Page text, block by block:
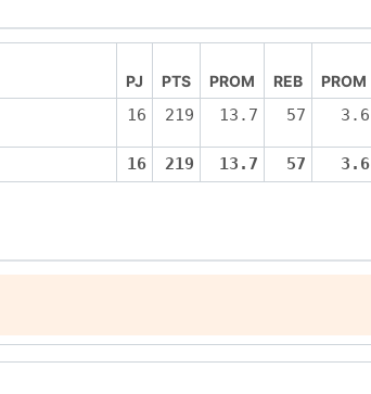
PJ PTS PROM REB PROM
16 219 13.7 57 3.6
16 219 13.7 57 3.6